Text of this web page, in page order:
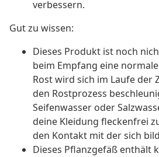
verbessern.
Gut zu wissen:
Dieses Produkt ist noch
beim Empfang eine
Rost wird sich im Laufe der
den Rostprozess
Seifenwasser oder
deine Kleidung fleckenfrei
den Kontakt mit der sich
Dieses Pflanzgefäß enthält